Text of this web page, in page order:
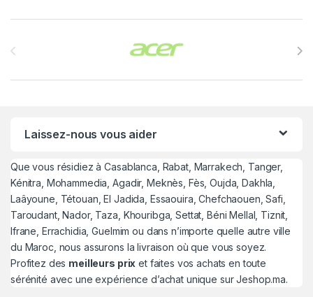
Laissez-nous vous aider
Que vous résidiez à Casablanca, Rabat, Marrakech, Tanger,
Kénitra, Mohammedia, Agadir, Meknès, Fès, Oujda, Dakhla,
Laâyoune, Tétouan, El Jadida, Essaouira, Chefchaouen, Safi,
Taroudant, Nador, Taza, Khouribga, Settat, Béni Mellal, Tiznit,
Ifrane, Errachidia, Guelmim ou dans n’importe quelle autre ville
du Maroc, nous assurons la livraison où que vous soyez.
Profitez des meilleurs prix et faites vos achats en toute
sérénité avec une expérience d’achat unique sur Jeshop.ma.